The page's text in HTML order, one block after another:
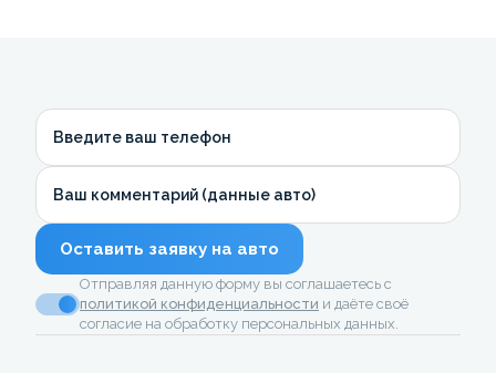
Введите ваш телефон
Ваш комментарий (данные авто)
Оставить заявку на авто
Отправляя данную форму вы соглашаетесь с
политикой конфиденциальности и даёте своё
согласие на обработку персональных данных.